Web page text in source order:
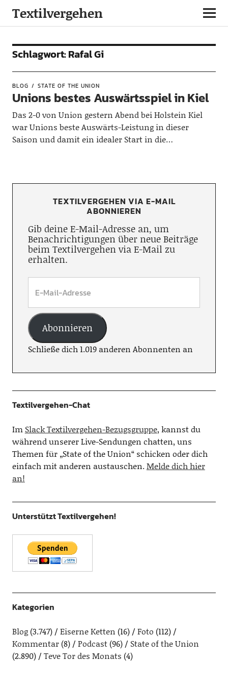
Textilvergehen
Schlagwort:Rafal Gi
BLOG STATE OF THE UNION
Unions bestes Auswärtsspiel in Kiel
Das 2-0 von Union gestern Abend bei Holstein Kiel
war Unions beste Auswärts-Leistung in dieser
Saison und damit ein idealer Start in die…
TEXTILVERGEHEN VIA E-MAIL
ABONNIEREN
Gib deine E-Mail-Adresse an, um
Benachrichtigungen über neue Beiträge
beim Textilvergehen via E-Mail zu
erhalten.
Abonnieren
Schließe dich 1.019 anderen Abonnenten an
Textilvergehen-Chat
Im Slack Textilvergehen-Bezugsgruppe, kannst du
während unserer Live-Sendungen chatten, uns
Themen für „State of the Union“ schicken oder dich
einfach mit anderen austauschen.Melde dich hier
an!
Unterstützt Textilvergehen!
Kategorien
Blog(3.747) Eiserne Ketten (16) Foto (112)
Kommentar(8) Podcast(96)
State of the Union
(2.890)
Teve Tor des Monats (4)